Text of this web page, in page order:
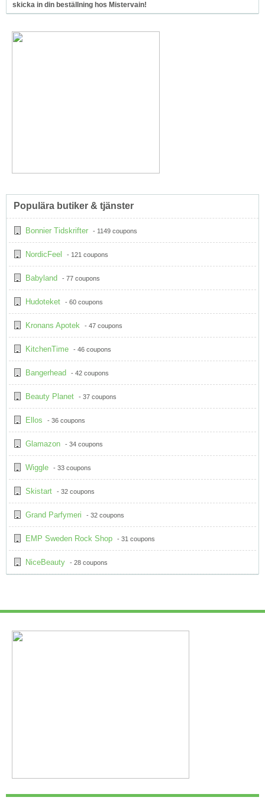
skicka in din beställning hos Mistervain!
Populära butiker & tjänster
Bonnier Tidskrifter - 1149 coupons
NordicFeel - 121 coupons
Babyland - 77 coupons
Hudoteket - 60 coupons
Kronans Apotek - 47 coupons
KitchenTime - 46 coupons
Bangerhead - 42 coupons
Beauty Planet - 37 coupons
Ellos - 36 coupons
Glamazon - 34 coupons
Wiggle - 33 coupons
Skistart - 32 coupons
Grand Parfymeri - 32 coupons
EMP Sweden Rock Shop - 31 coupons
NiceBeauty - 28 coupons